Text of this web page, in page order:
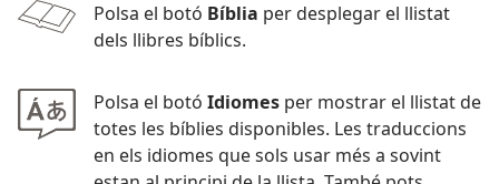
Polsa el botó Bíblia per desplegar el llistat
dels llibres bíblics.
Polsa el botó Idiomes per mostrar el llistat de
totes les bíblies disponibles. Les traduccions
en els idiomes que sols usar més a sovint